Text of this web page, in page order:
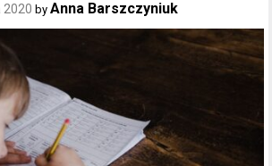
2020 byAnna Barszczyniuk